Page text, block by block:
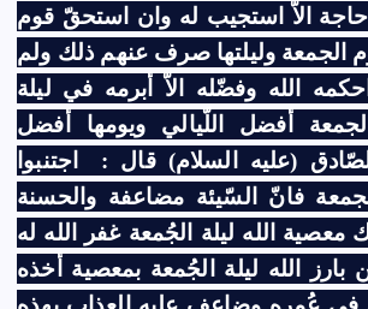
حاجة الاّ استجيب له وان استحقّ قوم
الجمعة وليلتها صرف عنهم ذلك ولم
الله وفضّله الاّ أبرمه في ليلة
أفضل اللّيالي ويومها أفضل
(عليه السلام) قال :
اجتنبوا
فانّ السّيئة مضاعفة والحسنة
الله ليلة الجُمعة غفر الله له
الله ليلة الجُمعة بمعصية أخذه